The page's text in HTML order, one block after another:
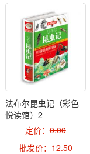
法布尔昆虫记（彩色
悦读馆）2
定价：0.00
批发价：12.50